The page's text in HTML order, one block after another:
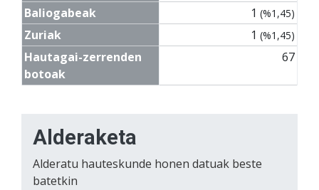
Baliogabeak
1 (%1,45)
Zuriak 1 (%1,45)
Hautagai-zerrenden
botoak
67
Alderaketa
Alderatu hauteskunde honen datuak beste
batetkin